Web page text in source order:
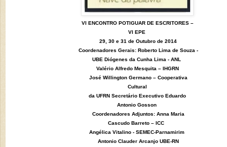
VI ENCONTRO POTIGUAR DE ESCRITORES –
VI EPE
29, 30 e 31 de Outubro de 2014
Coordenadores Gerais: Roberto Lima de Souza -
UBE Diógenes da Cunha Lima - ANL
Valério Alfredo Mesquita – IHGRN
José Willington Germano – Cooperativa
Cultural
da UFRN Secretário Executivo Eduardo
Antonio Gosson
Coordenadores Adjuntos: Anna Maria
Cascudo Barreto – ICC
Angélica Vitalino - SEMEC-Parnamirim
Antonio Clauder Arcanjo UBE-RN